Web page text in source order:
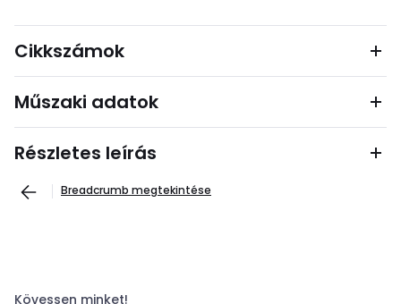
Cikkszámok
Műszaki adatok
Részletes leírás
Breadcrumb megtekintése
Kövessen minket!